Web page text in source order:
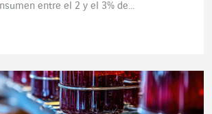
entre el 2 y el 3% de...